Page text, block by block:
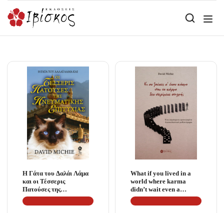
Η Γάτα του Δαλάι Λάμα
και οι Τέσσερις
Πατούσες της
Πνευματικής Επιτυχίας
What if you lived in a
world where karma
didn’t wait even a
moment?